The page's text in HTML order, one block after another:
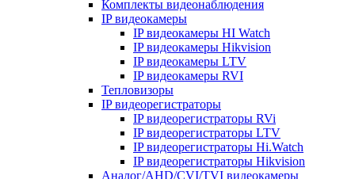
Комплекты видеонаблюдения
IP видеокамеры
IP видеокамеры HI Watch
IP видеокамеры Hikvision
IP видеокамеры LTV
IP видеокамеры RVI
Тепловизоры
IP видеорегистраторы
IP видеорегистраторы RVi
IP видеорегистраторы LTV
IP видеорегистраторы Hi.Watch
IP видеорегистраторы Hikvision
Аналог/AHD/CVI/TVI видеокамеры